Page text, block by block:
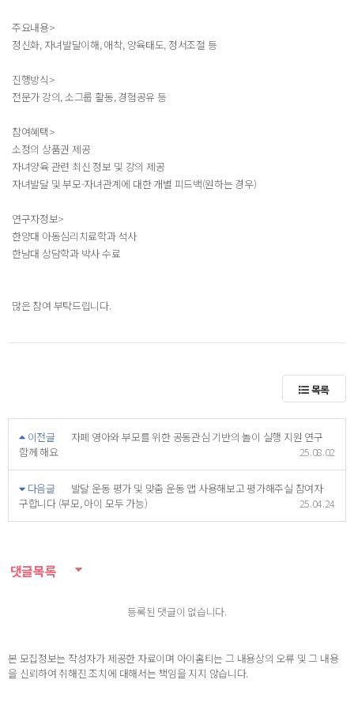
주요내용>
정신화, 자녀발달이해, 애착, 양육태도, 정서조절 등
진행방식>
전문가 강의, 소그룹 활동, 경험공유 등
참여혜택>
소정의 상품권 제공
자녀양육 관련 최신 정보 및 강의 제공
자녀발달 및 부모-자녀관계에 대한 개별 피드백(원하는 경우)
연구자정보>
한양대 아동심리치료학과 석사
한남대 상담학과 박사 수료
많은 참여 부탁드립니다.
목록
이전글
자폐 영아와 부모를 위한 공동관심 기반의 놀이 실행 지원 연구
함께 해요
25.08.02
다음글
발달 운동 평가 및 맞춤 운동 앱 사용해보고 평가해주실 참여자
구합니다 (부모, 아이 모두 가능)
25.04.24
댓글목록
등록된 댓글이 없습니다.
본 모집정보는 작성자가 제공한 자료이며 아이홈티는 그 내용상의 오류 및 그 내용
을 신뢰하여 취해진 조치에 대해서는 책임을 지지 않습니다.